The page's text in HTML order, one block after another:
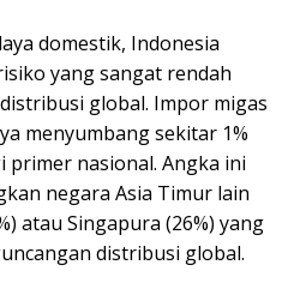
domestik, Indonesia
yang sangat rendah
global. Impor migas
menyumbang sekitar 1%
nasional. Angka ini
negara Asia Timur lain
atau Singapura (26%) yang
distribusi global.